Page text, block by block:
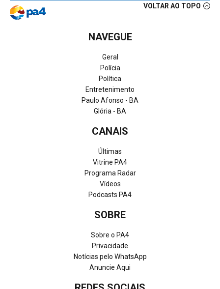
VOLTAR AO TOPO
NAVEGUE
Geral
Polícia
Política
Entretenimento
Paulo Afonso - BA
Glória - BA
CANAIS
Últimas
Vitrine PA4
Programa Radar
Vídeos
Podcasts PA4
SOBRE
Sobre o PA4
Privacidade
Notícias pelo WhatsApp
Anuncie Aqui